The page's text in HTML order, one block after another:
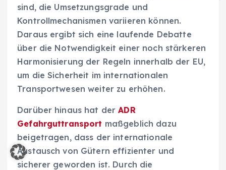
sind, die Umsetzungsgrade und
Kontrollmechanismen variieren können.
Daraus ergibt sich eine laufende Debatte
über die Notwendigkeit einer noch stärkeren
Harmonisierung der Regeln innerhalb der EU,
um die Sicherheit im internationalen
Transportwesen weiter zu erhöhen.
Darüber hinaus hat derADR
Gefahrguttransport maßgeblich dazu
beigetragen, dass der internationale
Austausch von Gütern effizienter und
sicherer geworden ist. Durch die